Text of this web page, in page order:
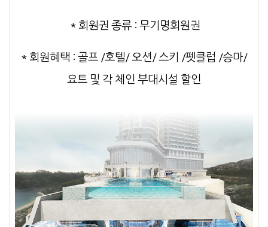
* 회원권 종류 : 무기명회원권
* 회원혜택 : 골프 /호텔/ 오션/ 스키 /펫클럽 /승마/
요트 및 각 체인 부대시설 할인